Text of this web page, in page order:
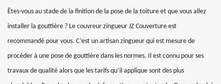
Êtes-vous au stade de la finition de la pose de la toiture et que vous allez
installer la gouttière ? Le couvreur zingueur JZ Couverture est
recommandé pour vous. C’est un artisan zingueur qui est mesure de
procéder à une pose de gouttière dans les normes. Il est connu pour ses
travaux de qualité alors que les tarifs qu’il applique sont des plus